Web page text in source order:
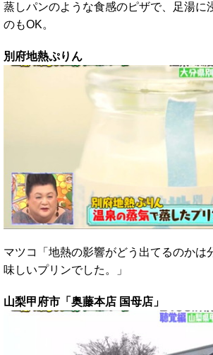
蒸しパンのような食感のピザで、足湯に
のもOK。
別府地熱ぷりん
マツコ「地熱の影響がどう出てるのかは
味しいプリンでした。」
山梨甲府市「奥藤本店 国母店」